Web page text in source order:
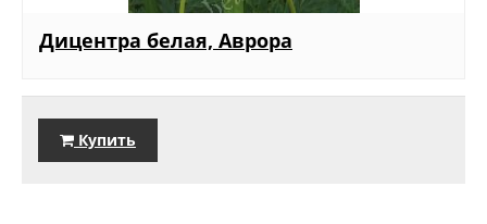
Дицентра белая, Аврора
Купить